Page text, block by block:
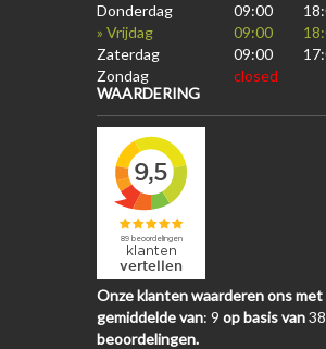
Donderdag
09:00
» Vrijdag
09:00
Zaterdag
09:00
Zondag
closed
WAARDERING
Onze klanten waarderen ons met
gemiddelde van: 9 op basis van38
beoordelingen.